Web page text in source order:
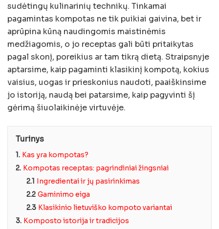
sudėtingų kulinarinių technikų. Tinkamai
pagamintas kompotas ne tik puikiai gaivina, bet ir
aprūpina kūną naudingomis maistinėmis
medžiagomis, o jo receptas gali būti pritaikytas
pagal skonį, poreikius ar tam tikrą dietą. Straipsnyje
aptarsime, kaip pagaminti klasikinį kompotą, kokius
vaisius, uogas ir prieskonius naudoti, paaiškinsime
jo istoriją, naudą bei patarsime, kaip pagyvinti šį
gėrimą šiuolaikinėje virtuvėje.
Turinys
1. Kas yra kompotas?
2. Kompotas receptas: pagrindiniai žingsniai
2.1
Ingredientai ir jų pasirinkimas
2.2 Gaminimo eiga
2.3 Klasikinio lietuviško kompoto variantai
3. Komposto istorija ir tradicijos